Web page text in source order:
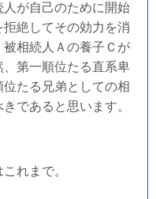
が自己のために開始
絶してその効力を消
相続人Ａの養子Ｃが
第一順位たる直系卑
たる兄弟としての相
であると思います。
れまで。